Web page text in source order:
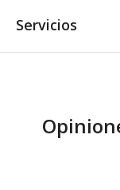
Servicios
Comedor /